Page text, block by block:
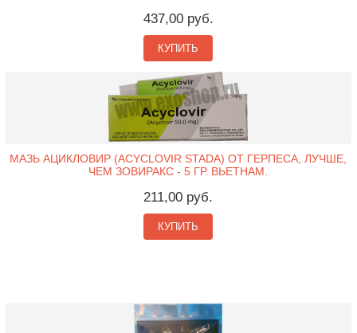
437,00 руб.
КУПИТЬ
МАЗЬ АЦИКЛОВИР (ACYCLOVIR STADA) ОТ ГЕРПЕСА, ЛУЧШЕ,
ЧЕМ ЗОВИРАКС - 5 ГР. ВЬЕТНАМ.
211,00 руб.
КУПИТЬ